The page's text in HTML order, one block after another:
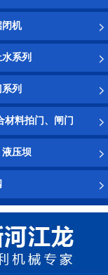
闭机
系列
列
材料拍门、闸门
压坝